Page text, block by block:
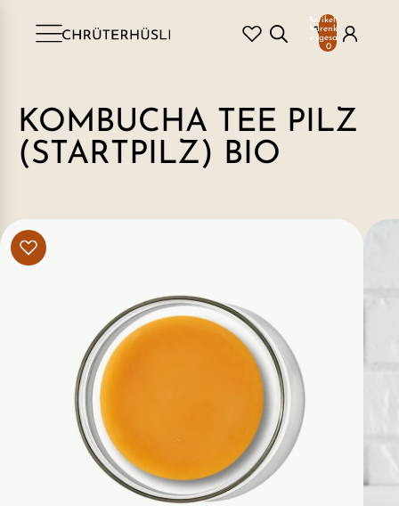
Artikel im
Warenkorb
insgesamt:
0
KOMBUCHA TEE PILZ
(STARTPILZ) BIO